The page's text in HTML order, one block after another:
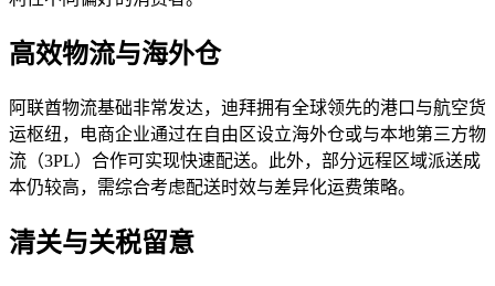
高效物流与海外仓
阿联酋物流基础非常发达，迪拜拥有全球领先的港口与航空货
运枢纽，电商企业通过在自由区设立海外仓或与本地第三方物
流（3PL）合作可实现快速配送。此外，部分远程区域派送成
本仍较高，需综合考虑配送时效与差异化运费策略。
清关与关税留意